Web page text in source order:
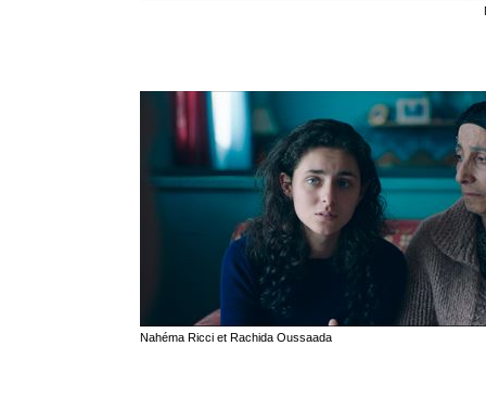
Nahéma Ricci et Rachida Oussaada